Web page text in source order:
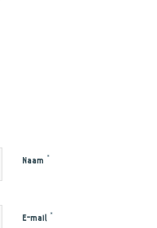
Naam *
E-mail *